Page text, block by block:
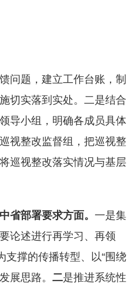
问题，建立工作台账，制
切实落到实处。二是结合
导小组，明确各成员具体
视整改监督组，把巡视整
巡视整改落实情况与基层
省部署要求方面。 一是集
论述进行再学习、再领
支撑的传播转型、以“围绕
展思路。 二是推进系统性